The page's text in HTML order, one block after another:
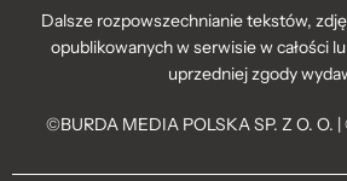
Dalsze rozpowszechnianie tekstów,
opublikowanych w serwisie w całości
uprzedniej zgody
©BURDA MEDIA POLSKA SP. Z O. O.